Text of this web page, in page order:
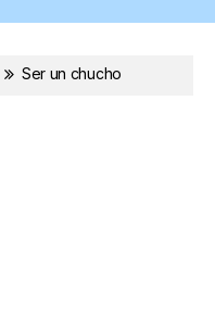
Ser un chucho